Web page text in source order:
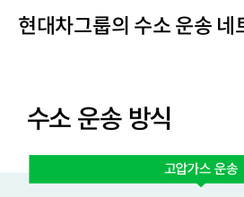
현대차그룹의 수소 운송 네